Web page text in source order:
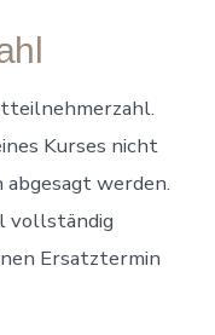
Kurses nicht
werden.
vollständig
Ersatztermin